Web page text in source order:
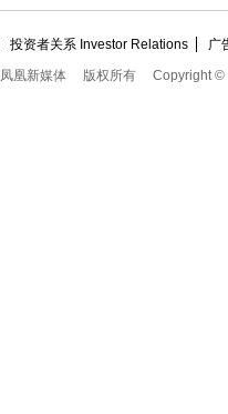
投资者关系 Investor Relations
广
凤凰新媒体
版权所有 Copyright ©